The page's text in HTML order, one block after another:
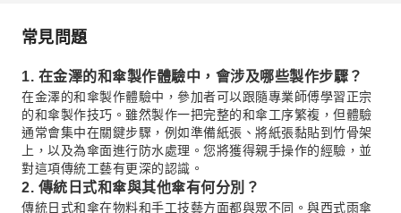
常見問題
1. 在金澤的和傘製作體驗中，會涉及哪些製作步驟？
在金澤的和傘製作體驗中，參加者可以跟隨專業師傅學習正宗
的和傘製作技巧。雖然製作一把完整的和傘工序繁複，但體驗
通常會集中在關鍵步驟，例如準備紙張、將紙張黏貼到竹骨架
上，以及為傘面進行防水處理。您將獲得親手操作的經驗，並
對這項傳統工藝有更深的認識。
2. 傳統日式和傘與其他傘有何分別？
傳統日式和傘在物料和手工技藝方面都與眾不同。與西式雨傘